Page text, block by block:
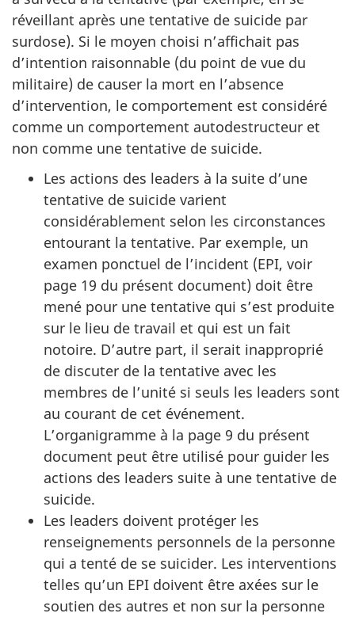
réveillant après une tentative de suicide par
surdose). Si le moyen choisi n’affichait pas
d’intention raisonnable (du point de vue du
militaire) de causer la mort en l’absence
d’intervention, le comportement est considéré
comme un comportement autodestructeur et
non comme une tentative de suicide.
Les actions des leaders à la suite d’une
tentative de suicide varient
considérablement selon les circonstances
entourant la tentative. Par exemple, un
examen ponctuel de l’incident (EPI, voir
page 19 du présent document) doit être
mené pour une tentative qui s’est produite
sur le lieu de travail et qui est un fait
notoire. D’autre part, il serait inapproprié
de discuter de la tentative avec les
membres de l’unité si seuls les leaders sont
au courant de cet événement.
L’organigramme à la page 9 du présent
document peut être utilisé pour guider les
actions des leaders suite à une tentative de
suicide.
Les leaders doivent protéger les
renseignements personnels de la personne
qui a tenté de se suicider. Les interventions
telles qu’un EPI doivent être axées sur le
soutien des autres et non sur la personne